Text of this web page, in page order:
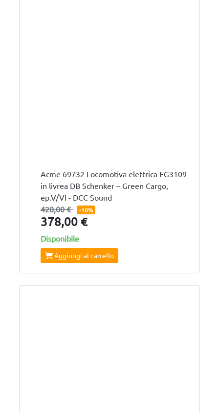
Acme 69732 Locomotiva elettrica EG3109
in livrea DB Schenker – Green Cargo,
ep.V/VI - DCC Sound
420,00 €
-10%
378,00 €
Disponibile
Aggiungi al carrello